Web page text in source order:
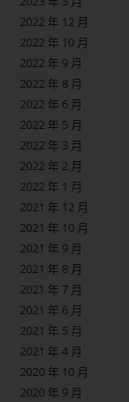
2022 年 12 月
2022 年 10 月
2022 年 9 月
2022 年 8 月
2022 年 6 月
2022 年 5 月
2022 年 3 月
2022 年 2 月
2022 年 1 月
2021 年 12 月
2021 年 10 月
2021 年 9 月
2021 年 8 月
2021 年 7 月
2021 年 6 月
2021 年 5 月
2021 年 4 月
2020 年 10 月
2020 年 9 月